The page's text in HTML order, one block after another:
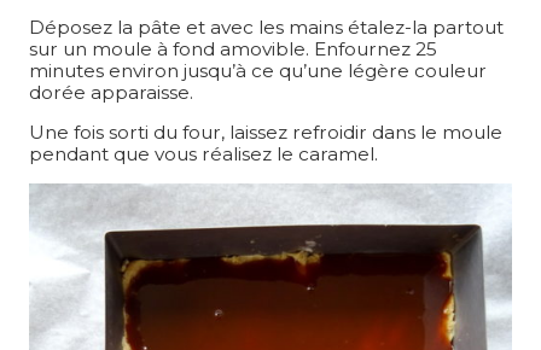
Déposez la pâte et avec les mains étalez-la partout
sur un moule à fond amovible. Enfournez 25
minutes environ jusqu’à ce qu’une légère couleur
dorée apparaisse.
Une fois sorti du four, laissez refroidir dans le moule
pendant que vous réalisez le caramel.